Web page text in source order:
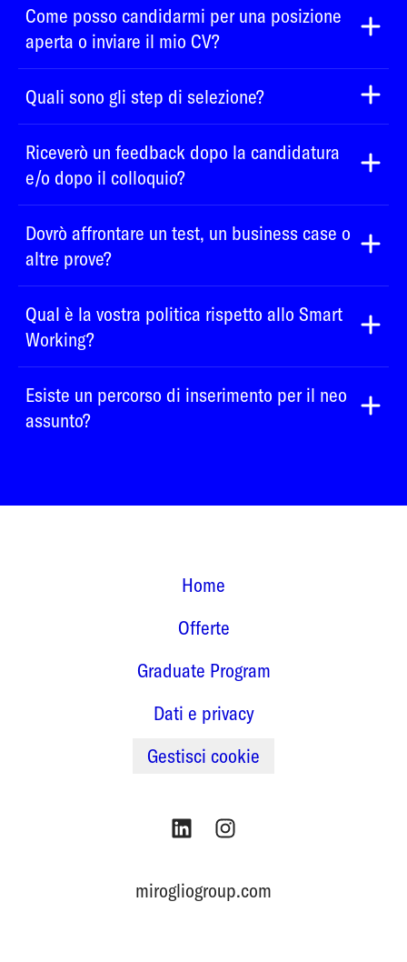
Come posso candidarmi per una posizione
aperta o inviare il mio CV?
Quali sono gli step di selezione?
Riceverò un feedback dopo la candidatura
e/o dopo il colloquio?
Dovrò affrontare un test, un business case o
altre prove?
Qual è la vostra politica rispetto allo Smart
Working?
Esiste un percorso di inserimento per il neo
assunto?
Home
Offerte
Graduate Program
Dati e privacy
Gestisci cookie
mirogliogroup.com